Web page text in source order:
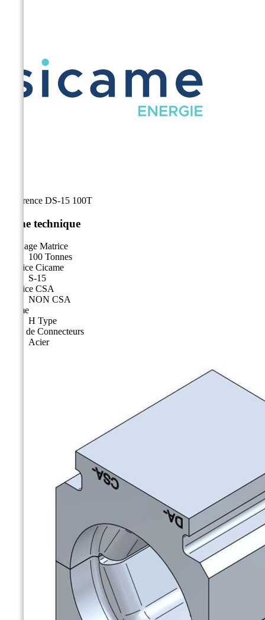
Référence DS-15 100T
Fiche technique
Tonnage Matrice
100 Tonnes
Matrice Cicame
S-15
Matrice CSA
NON CSA
Forme
H Type
Type de Connecteurs
Acier